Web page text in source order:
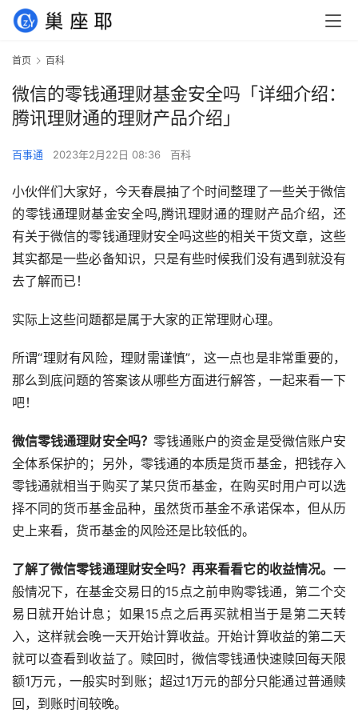
首页 百科
微信的零钱通理财基金安全吗「详细介绍：
腾讯理财通的理财产品介绍」
百事通 2023年2月22日 08:36 百科
小伙伴们大家好，今天春晨抽了个时间整理了一些关于微信
的零钱通理财基金安全吗,腾讯理财通的理财产品介绍，还
有关于微信的零钱通理财安全吗这些的相关干货文章，这些
其实都是一些必备知识，只是有些时候我们没有遇到就没有
去了解而已！
实际上这些问题都是属于大家的正常理财心理。
所谓“理财有风险，理财需谨慎”，这一点也是非常重要的，
那么到底问题的答案该从哪些方面进行解答，一起来看一下
吧！
微信零钱通理财安全吗？ 零钱通账户的资金是受微信账户安
全体系保护的；另外，零钱通的本质是货币基金，把钱存入
零钱通就相当于购买了某只货币基金，在购买时用户可以选
择不同的货币基金品种，虽然货币基金不承诺保本，但从历
史上来看，货币基金的风险还是比较低的。
了解了微信零钱通理财安全吗？再来看看它的收益情况。 一
般情况下，在基金交易日的15点之前申购零钱通，第二个交
易日就开始计息；如果15点之后再买就相当于是第二天转
入，这样就会晚一天开始计算收益。开始计算收益的第二天
就可以查看到收益了。赎回时，微信零钱通快速赎回每天限
额1万元，一般实时到账；超过1万元的部分只能通过普通赎
回，到账时间较晚。